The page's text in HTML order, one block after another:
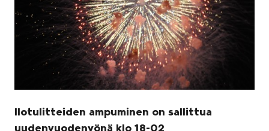
Ilotulitteiden ampuminen on sallittua
uudenvuodenyönä klo 18-02